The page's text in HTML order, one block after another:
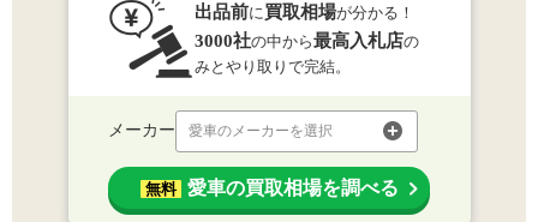
出品前に 買取相場が分かる！
3000社の中から最高入札店の
みとやり取りで完結。
メーカー 愛車のメーカーを選択
無料 愛車の買取相場を調べる